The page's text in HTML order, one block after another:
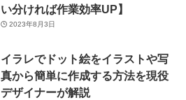
い分ければ作業効率UP】
2023年8月3日
イラレでドット絵をイラストや写
真から簡単に作成する方法を現役
デザイナーが解説